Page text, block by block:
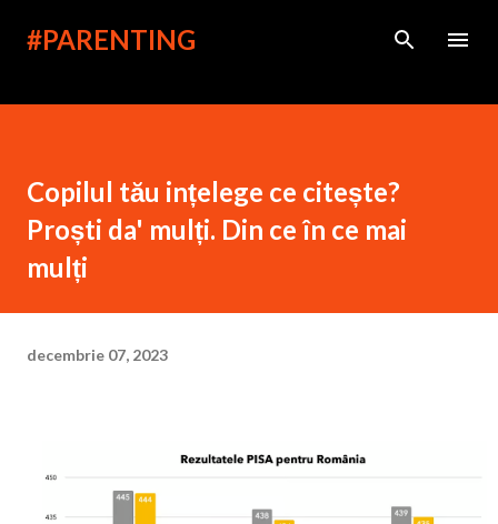
Treceți la conținutul principal
#PARENTING
Copilul tău ințelege ce citește?
Proști da' mulți. Din ce în ce mai
mulți
decembrie 07, 2023